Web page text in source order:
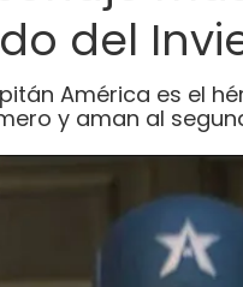
del
América es el
y aman al